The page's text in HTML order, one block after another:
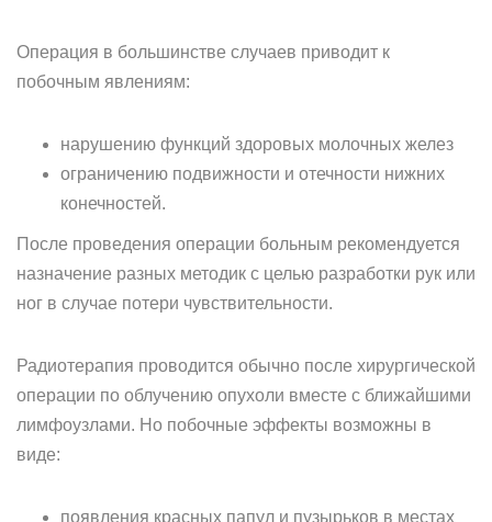
Операция в большинстве случаев приводит к
побочным явлениям:
нарушению функций здоровых молочных желез
ограничению подвижности и отечности нижних
конечностей.
После проведения операции больным рекомендуется
назначение разных методик с целью разработки рук или
ног в случае потери чувствительности.
Радиотерапия проводится обычно после хирургической
операции по облучению опухоли вместе с ближайшими
лимфоузлами. Но побочные эффекты возможны в
виде:
появления красных папул и пузырьков в местах